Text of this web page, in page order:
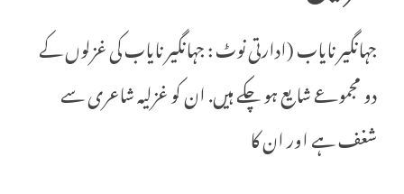
جہانگیر نایاب (ادارتی نوٹ : جہانگیر نایاب کی غزلوں کے
دو مجموعے شایع ہو چکے ہیں. ان کو غزلیہ شاعری سے
شغف ہے اور ان کا